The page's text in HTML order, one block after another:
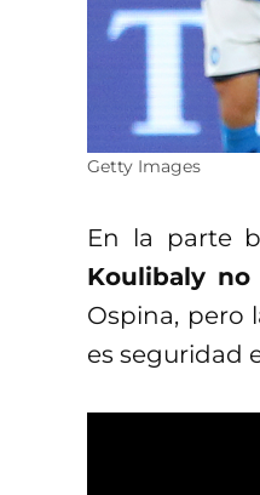
Getty Images
En la parte
Koulibaly
Ospina, pero
es seguridad